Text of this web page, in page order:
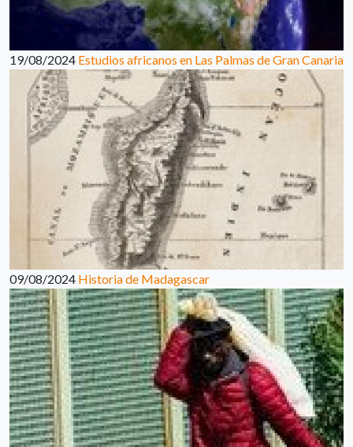
19/08/2024 Estudios africanos en Las Palmas de Gran Canaria
09/08/2024 Historia de Madagascar